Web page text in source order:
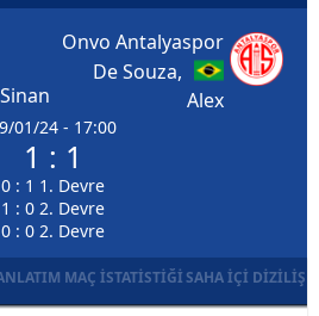
01/24 - 17:00
1 : 1
0 : 1 1. Devre
1 : 0 2. Devre
0 : 0 2. Devre
Onvo Antalyaspor
De Souza,
Alex
MAÇ İSTATISTIĞISAHA İÇI DIZILIŞ